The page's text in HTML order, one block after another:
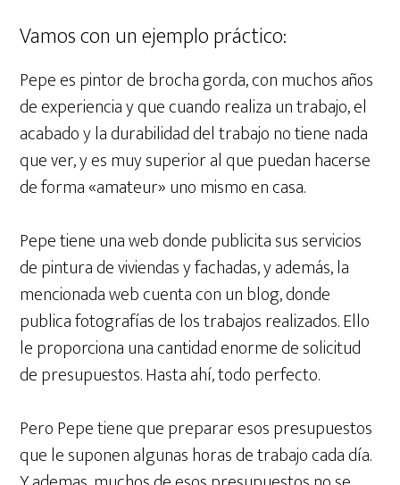
Vamos con un ejemplo práctico:
Pepe es pintor de brocha gorda, con muchos años
de experiencia y que cuando realiza un trabajo, el
acabado y la durabilidad del trabajo no tiene nada
que ver, y es muy superior al que puedan hacerse
de forma «amateur» uno mismo en casa.
Pepe tiene una web donde publicita sus servicios
de pintura de viviendas y fachadas, y además, la
mencionada web cuenta con un blog, donde
publica fotografías de los trabajos realizados. Ello
le proporciona una cantidad enorme de solicitud
de presupuestos. Hasta ahí, todo perfecto.
Pero Pepe tiene que preparar esos presupuestos
que le suponen algunas horas de trabajo cada día.